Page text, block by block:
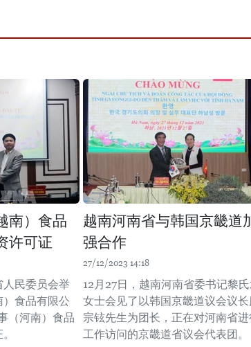
南）食品
许可证
人民委员会举
食品有限公
（河南）食品
越南河南省与韩国京畿道
强合作
27/12/2023 14:18
12月27日，越南河南省委书记黎氏
女士会见了以韩国京畿道议会议长
宗铉先生为团长，正在对河南省
工作访问的京畿道省议会代表团。